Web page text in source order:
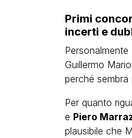
Primi
incerti e
Guillermo
perché
Per quanto
e Piero
plausibile che